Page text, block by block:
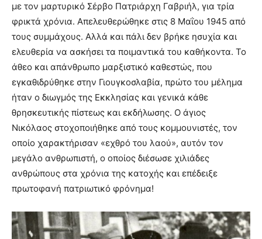
με τον μαρτυρικό Σέρβο Πατριάρχη Γαβριήλ, για τρία
φρικτά χρόνια. Απελευθερώθηκε στις 8 Μαΐου 1945 από
τους συμμάχους. Αλλά και πάλι δεν βρήκε ησυχία και
ελευθερία να ασκήσει τα ποιμαντικά του καθήκοντα. Το
άθεο και απάνθρωπο μαρξιστικό καθεστώς, που
εγκαθιδρύθηκε στην Γιουγκοσλαβία, πρώτο του μέλημα
ήταν ο διωγμός της Εκκλησίας και γενικά κάθε
θρησκευτικής πίστεως και εκδήλωσης. Ο άγιος
Νικόλαος στοχοποιήθηκε από τους κομμουνιστές, τον
οποίο χαρακτήρισαν «εχθρό του λαού», αυτόν τον
μεγάλο ανθρωπιστή, ο οποίος διέσωσε χιλιάδες
ανθρώπους στα χρόνια της κατοχής και επέδειξε
πρωτοφανή πατριωτικό φρόνημα!